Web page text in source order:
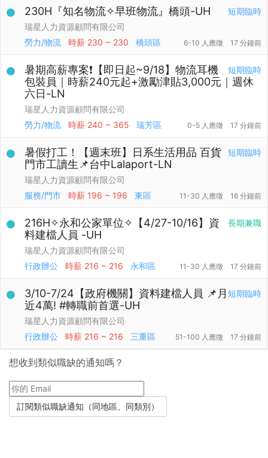
短期臨時
230H『知名物流✧早班物流』橋頭-UH
瑞星人力資源顧問有限公司
勞力/物流
時薪 230 ~ 230 橋頭區 6-10 人應徵 17 分鐘前
短期臨時
暑期高薪專案❗【即日起~9/18】物流耳機
包裝員｜時薪240元起+激勵津貼3,000元｜週休
六日-LN
瑞星人力資源顧問有限公司
勞力/物流
時薪 240 ~ 365 瑞芳區 0-5 人應徵 17 分鐘前
短期臨時
暑假打工！【週末班】日系生活用品 百貨
門市工讀生📌台中Lalaport-LN
瑞星人力資源顧問有限公司
服務/門市
時薪 196 ~ 196 東區 11-30 人應徵 16 分鐘前
長期兼職
216H✧永和公家單位✧【4/27-10/16】資
料建檔人員 -UH
瑞星人力資源顧問有限公司
行政辦公
時薪 216 ~ 216 永和區 11-30 人應徵 17 分鐘前
短期臨時
3/10-7/24【政府機關】資料建檔人員 📌月
近4萬! #轉職前首選-UH
瑞星人力資源顧問有限公司
行政辦公
時薪 216 ~ 216 三重區 51-100 人應徵 17 分鐘前
想收到類似職缺的通知嗎？